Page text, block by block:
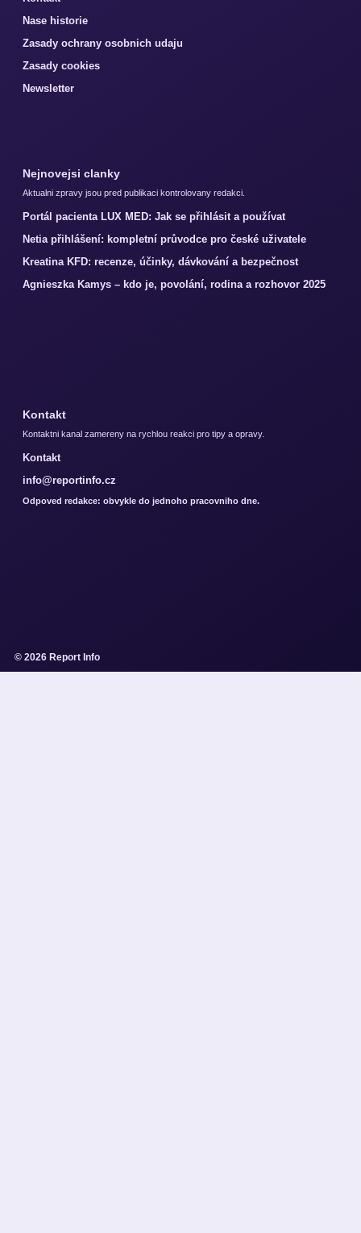
Nase historie
Zasady ochrany osobnich udaju
Zasady cookies
Newsletter
Nejnovejsi clanky
Aktualni zpravy jsou pred publikaci kontrolovany redakci.
Portál pacienta LUX MED: Jak se přihlásit a používat
Netia přihlášení: kompletní průvodce pro české uživatele
Kreatina KFD: recenze, účinky, dávkování a bezpečnost
Agnieszka Kamys – kdo je, povolání, rodina a rozhovor 2025
Kontakt
Kontaktni kanal zamereny na rychlou reakci pro tipy a opravy.
Kontakt
info@reportinfo.cz
Odpoved redakce: obvykle do jednoho pracovniho dne.
© 2026 Report Info